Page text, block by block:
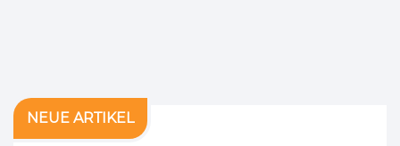
NEUE ARTIKEL